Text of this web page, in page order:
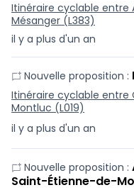
il y a plus d'un an
Itinéraire cyclable
Mésanger (L383)
il y a plus d'un an
Nouvelle proposition :
Itinéraire cyclable
Montluc (L019)
Nouvelle proposition :
Saint-Étienne-de-